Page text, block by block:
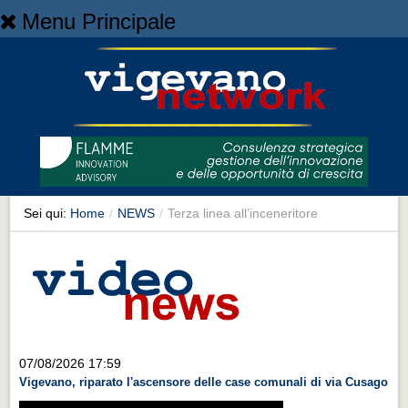
Menu Principale
NEWS
Cronaca
Artes et Artificia
Territorio
Territorio
Sei qui: Home / NEWS / Terza linea all’inceneritore
07/08/2026 17:59
Vigevano, riparato l'ascensore delle case comunali di via Cusago